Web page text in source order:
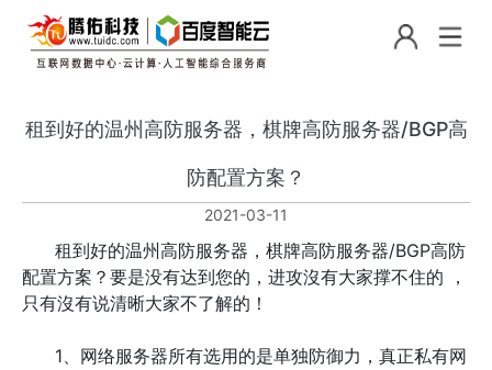
租到好的温州高防服务器，棋牌高防服务器/BGP高
防配置方案？
2021-03-11
租到好的温州高防服务器，棋牌高防服务器/BGP高防
配置方案？要是没有达到您的，进攻沒有大家撑不住的 ，
只有沒有说清晰大家不了解的！
1、网络服务器所有选用的是单独防御力，真正私有网